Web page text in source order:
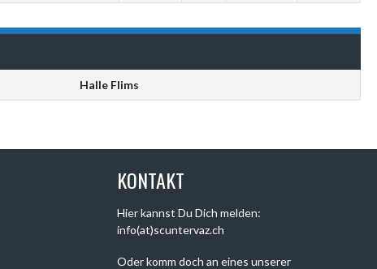
Halle Flims
KONTAKT
Hier kannst Du Dich melden:
info(at)scuntervaz.ch
Oder komm doch an eines unserer